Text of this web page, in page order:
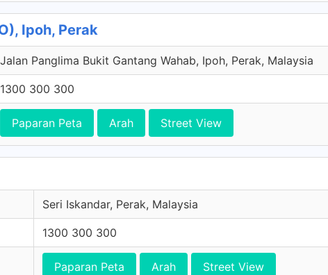
Ipoh, Perak
Jalan Panglima Bukit Gantang Wahab, Ipoh, Perak, Malaysia
1300 300 300
Paparan Peta Arah Street View
Seri Iskandar, Perak, Malaysia
1300 300 300
Paparan Peta Arah Street View